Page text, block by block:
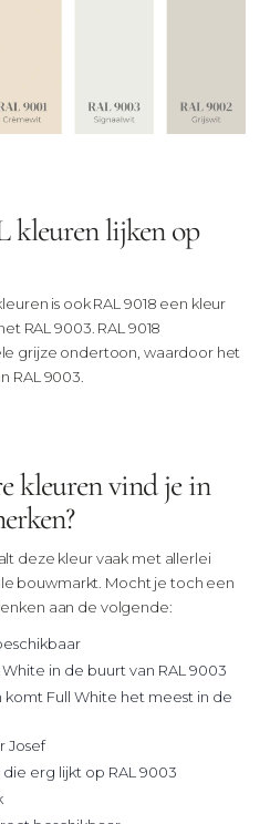
kleuren lijken op
is ook RAL 9018 een kleur
RAL 9003. RAL 9018
grijze ondertoon, waardoor het
RAL 9003.
kleuren vind je in
deze kleur vaak met allerlei
bouwmarkt. Mocht je toch een
aan de volgende:
in de buurt van RAL 9003
komt Full White het meest in de
Josef
erg lijkt op RAL 9003